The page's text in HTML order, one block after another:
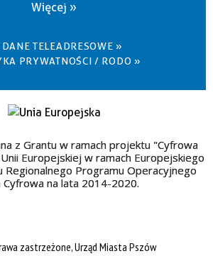
Więcej »
TELEADRESOWE »
PRYWATNOŚCI / RODO »
z Grantu w ramach projektu "Cyfrowa
Europejskiej w ramach Europejskiego
Regionalnego Programu Operacyjnego
Cyfrowa na lata 2014-2020.
zastrzeżone, Urząd Miasta Pszów